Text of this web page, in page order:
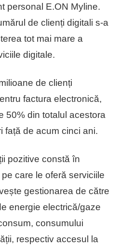
personal E.ON Myline.
de clienți digitali s-a
tot mai mare a
digitale.
de clienți
factura electronică,
50% din totalul acestora
față de acum cinci ani.
pozitive constă în
care le oferă serviciile
gestionarea de către
energie electrică/gaze
consumului
respectiv accesul la